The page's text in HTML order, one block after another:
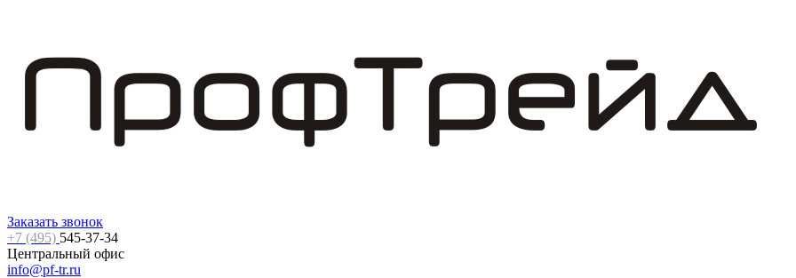
Заказать звонок
+7 (495) 545-37-34
Центральный офис
info@pf-tr.ru